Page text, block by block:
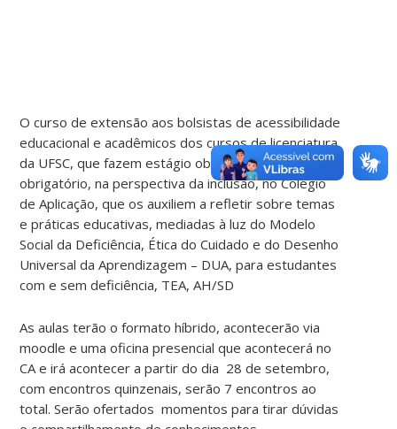
O curso de extensão aos bolsistas de acessibilidade
educacional e acadêmicos dos cursos de licenciatura
da UFSC, que fazem estágio obrigatório ou não
obrigatório, na perspectiva da inclusão, no Colégio
de Aplicação, que os auxiliem a refletirsobre temas
e práticas educativas, mediadas à luz do Modelo
Social da Deficiência, Ética do Cuidado e do Desenho
Universal da Aprendizagem – DUA, para estudantes
com e sem deficiência, TEA, AH/SD
As aulas terão o formato híbrido, acontecerão via
moodle e uma oficina presencial que acontecerá no
CA e irá acontecer a partir do dia 28 de setembro,
com encontros quinzenais, serão 7 encontros ao
total. Serão ofertados momentos para tirar dúvidas